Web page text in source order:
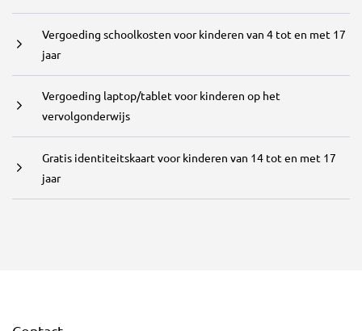
Vergoeding schoolkosten voor kinderen van 4 tot en met 17
jaar
Vergoeding laptop/tablet voor kinderen op het
vervolgonderwijs
Gratis identiteitskaart voor kinderen van 14 tot en met 17
jaar